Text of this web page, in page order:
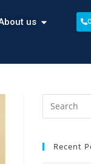
us
Recent